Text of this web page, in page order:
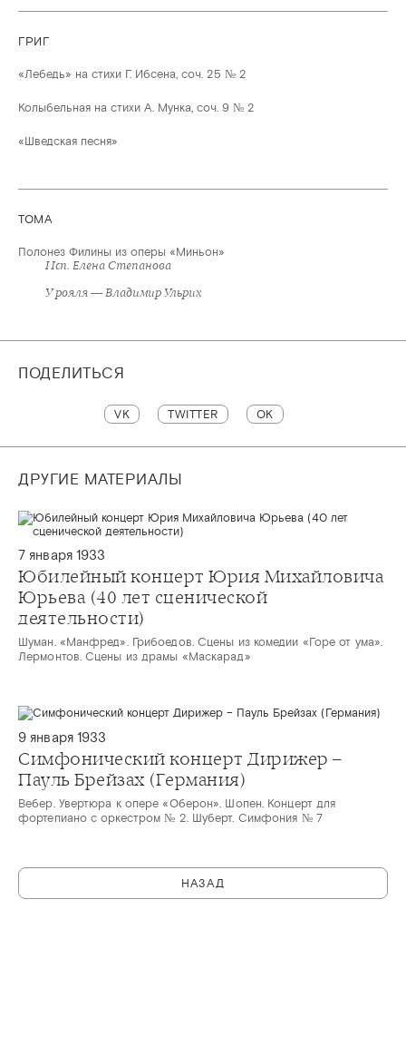
ГРИГ
«Лебедь» на стихи Г. Ибсена, соч. 25 № 2
Колыбельная на стихи А. Мунка, соч. 9 № 2
«Шведская песня»
ТОМА
Полонез Филины из оперы «Миньон»
Исп. Елена Степанова
У рояля — Владимир Ульрих
ПОДЕЛИТЬСЯ
VK TWITTER OK
ДРУГИЕ МАТЕРИАЛЫ
7 января 1933
Юбилейный концерт Юрия Михайловича
Юрьева (40 лет сценической
деятельности)
Шуман. «Манфред». Грибоедов. Сцены из комедии «Горе от ума».
Лермонтов. Сцены из драмы «Маскарад»
9 января 1933
Симфонический концерт Дирижер –
Пауль Брейзах (Германия)
Вебер. Увертюра к опере «Оберон». Шопен. Концерт для
фортепиано с оркестром № 2. Шуберт. Симфония № 7
НАЗАД